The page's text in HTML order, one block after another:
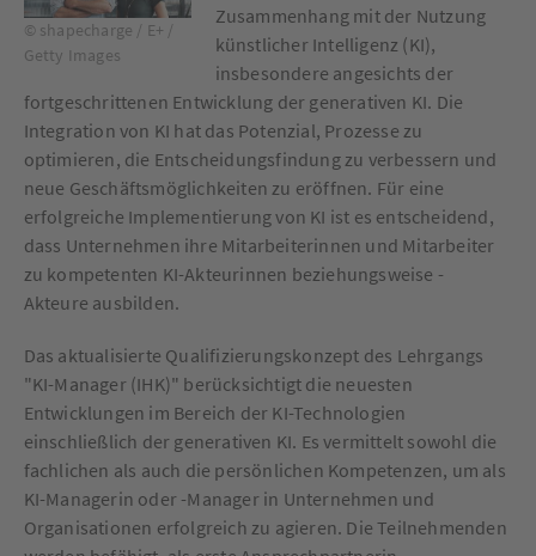
Registrieren
© shapecharge / E+ /
Getty Images
Zusammenhang mit der Nutzung
künstlicher Intelligenz (KI),
insbesondere angesichts der
fortgeschrittenen Entwicklung der generativen KI. Die
Integration von KI hat das Potenzial, Prozesse zu
optimieren, die Entscheidungsfindung zu verbessern und
neue Geschäftsmöglichkeiten zu eröffnen. Für eine
erfolgreiche Implementierung von KI ist es entscheidend,
dass Unternehmen ihre Mitarbeiterinnen und Mitarbeiter
zu kompetenten KI-Akteurinnen beziehungsweise -
Akteure ausbilden.
Das aktualisierte Qualifizierungskonzept des Lehrgangs
"KI-Manager (IHK)" berücksichtigt die neuesten
Entwicklungen im Bereich der KI-Technologien
einschließlich der generativen KI. Es vermittelt sowohl die
fachlichen als auch die persönlichen Kompetenzen, um als
KI-Managerin oder -Manager in Unternehmen und
Organisationen erfolgreich zu agieren. Die Teilnehmenden